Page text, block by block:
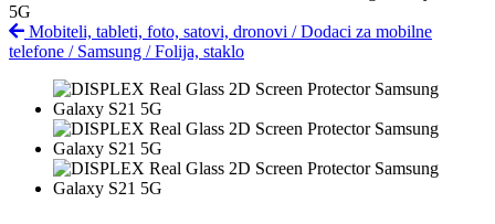
5G
Mobiteli, tableti, foto, satovi, dronovi /Dodaci za mobilne
telefone / Samsung /Folija, staklo